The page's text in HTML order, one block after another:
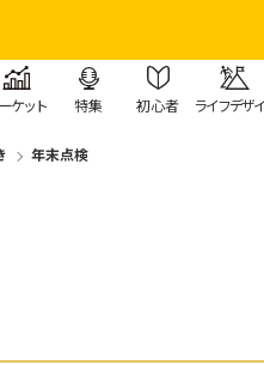
ケット 特集 初心者 ライフデザ
年末点検